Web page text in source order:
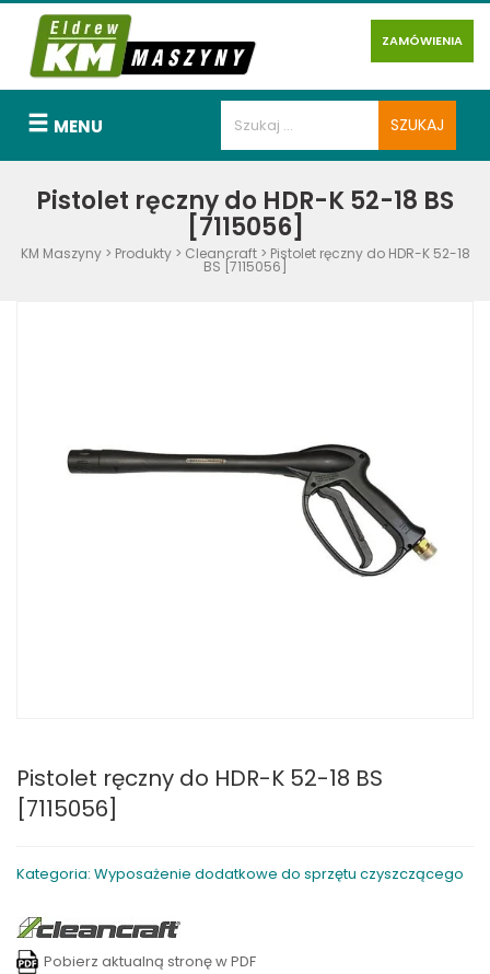
ZAMÓWIENIA
MENU
Pistolet ręczny do HDR-K 52-18 BS
[7115056]
KM Maszyny> Produkty> Cleancraft> Pistolet ręczny do HDR-K 52-18
BS [7115056]
Pistolet ręczny do HDR-K 52-18 BS
[7115056]
Kategoria: Wyposażenie dodatkowe do sprzętu czyszczącego
Pobierz aktualną stronę w PDF